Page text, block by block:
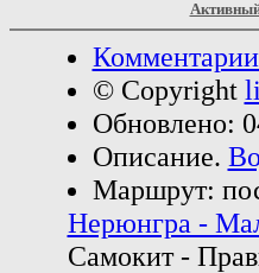
© Copyright
Обновлено:
Описание.
Маршрут:
Нерюнгра -
Самокит -